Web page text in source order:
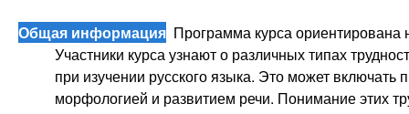
Общая информация Программа курса
Участники курса узнают о различных типах
при изучении русского языка. Это может
морфологией и развитием речи. Понимание этих